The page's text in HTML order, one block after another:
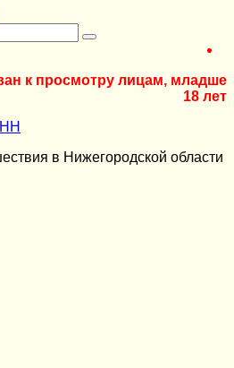
к просмотру лицам, младше
18 лет
в Нижегородской области